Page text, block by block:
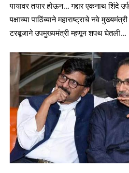
पायावर तयार होऊन… गद्दार एकनाथ शिंदे
पक्षाच्या पाठिंब्याने महाराष्ट्राचे नवे
टरबूजाने उपमुख्यमंत्री म्हणून शपथ घेतली…